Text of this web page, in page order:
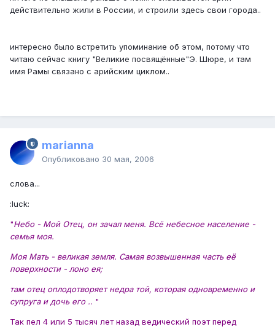
действительно жили в России, и строили здесь свои города..
интересно было встретить упоминание об этом, потому что
читаю сейчас книгу "Великие посвящённые"Э. Шюре, и там
имя Рамы связано с арийским циклом..
marianna
Опубликовано 30 мая, 2006
слова...
:luck:
"Небо - Мой Отец, он зачал меня. Всё небесное население -
семья моя.
Моя Мать - великая земля. Самая возвышенная часть её
поверхности - лоно ея;
там отец оплодотворяет недра той, которая одновременно и
супруга и дочь его .. "
Так пел 4 или 5 тысяч лет назад ведический поэт перед